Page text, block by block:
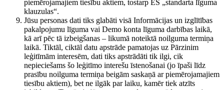
piemērojamajiem tiesību aktiem, tostarp ES „standarta līguma
klauzulas“.
Jūsu personas dati tiks glabāti visā Informācijas un izglītības
pakalpojumu līguma vai Demo konta līguma darbības laikā,
kā arī pēc tā izbeigšanas – likumā noteiktā noilguma termiņa
laikā. Tiktāl, ciktāl datu apstrāde pamatojas uz Pārzinim
leģitīmām interesēm, dati tiks apstrādāti tik ilgi, cik
nepieciešams šo leģitīmo interešu īstenošanai (jo īpaši līdz
prasību noilguma termiņa beigām saskaņā ar piemērojamajiem
tiesību aktiem), bet ne ilgāk par laiku, kamēr tiek atzīts